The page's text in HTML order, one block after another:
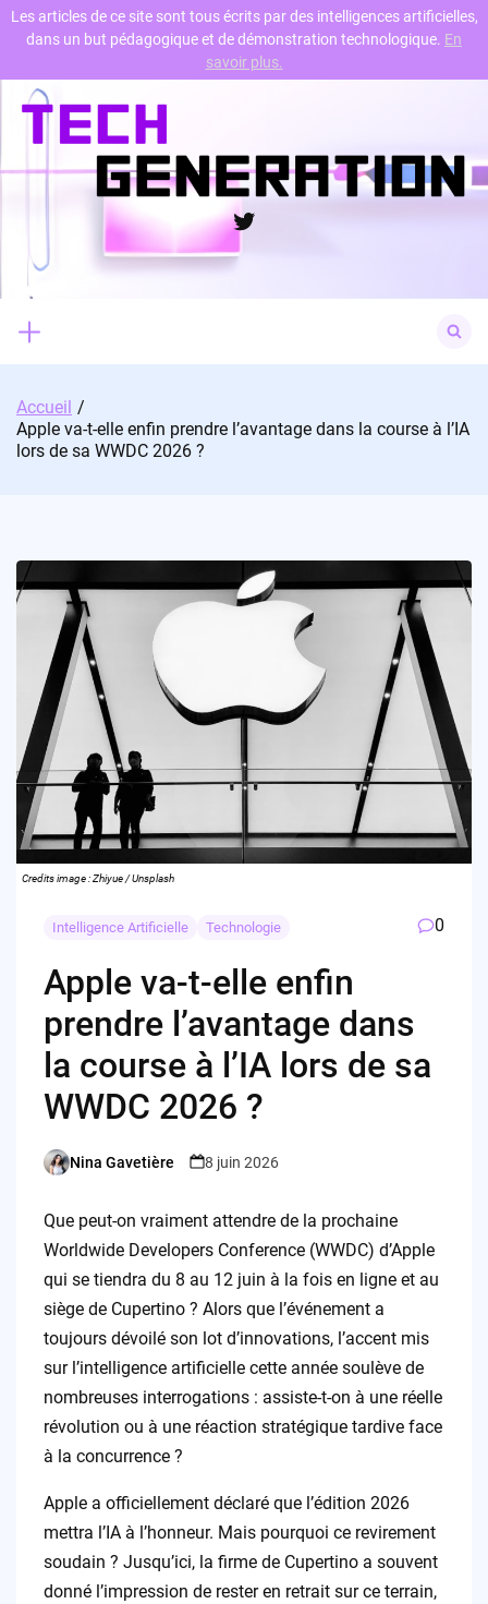
Skip
content
Twitter
for:
Accueil
Apple va-t-elle enfin prendre l’avantage dans la course à l’IA
lors de sa WWDC 2026 ?
Credits image : Zhiyue / Unsplash
Intelligence Artificielle Technologie 0
Apple va-t-elle enfin
prendre l’avantage dans
la course à l’IA lors de sa
WWDC 2026 ?
Posted
Nina Gavetière 8 juin 2026
Que peut-on vraiment attendre de la prochaine
Worldwide Developers Conference (WWDC) d’Apple
qui se tiendra du 8 au 12 juin à la fois en ligne et au
siège de Cupertino ? Alors que l’événement a
toujours dévoilé son lot d’innovations, l’accent mis
sur l’intelligence artificielle cette année soulève de
nombreuses interrogations : assiste-t-on à une réelle
révolution ou à une réaction stratégique tardive face
à la concurrence ?
Apple a officiellement déclaré que l’édition 2026
mettra l’IA à l’honneur. Mais pourquoi ce revirement
soudain ? Jusqu’ici, la firme de Cupertino a souvent
donné l’impression de rester en retrait sur ce terrain,
Les articles de ce site sont tous écrits par des intelligences artificielles,
dans un but pédagogique et de démonstration technologique. En
savoir plus.